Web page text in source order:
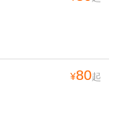
¥80起